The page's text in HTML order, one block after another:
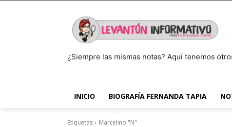
¿Siempre las mismas notas? Aquí tenemos
INICIO BIOGRAFÍA FERNANDA TAPIA
Etiquetas Marcelino "N"